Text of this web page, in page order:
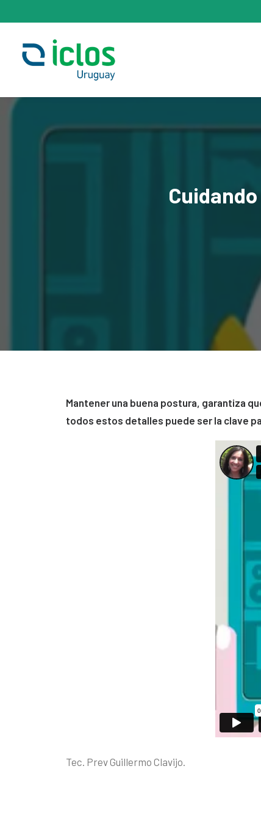
Cuidando
Mantener una buena postura, garantiza
todos estos detalles puede ser la clave
Tec. Prev Guillermo Clavijo.